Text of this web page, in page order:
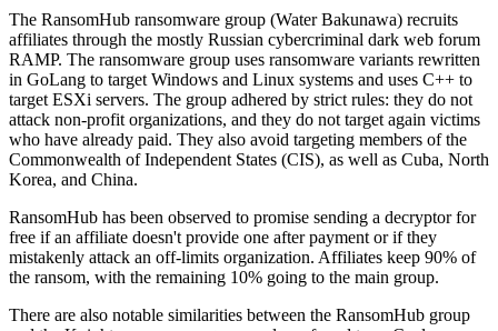
The RansomHub ransomware group (Water Bakunawa) recruits
affiliates through the mostly Russian cybercriminal dark web forum
RAMP. The ransomware group uses ransomware variants rewritten
in GoLang to target Windows and Linux systems and uses C++ to
target ESXi servers. The group adhered by strict rules: they do not
attack non-profit organizations, and they do not target again victims
who have already paid. They also avoid targeting members of the
Commonwealth of Independent States (CIS), as well as Cuba, North
Korea, and China.
RansomHub has been observed to promise sending a decryptor for
free if an affiliate doesn't provide one after payment or if they
mistakenly attack an off-limits organization. Affiliates keep 90% of
the ransom, with the remaining 10% going to the main group.
There are also notable similarities between the RansomHub group